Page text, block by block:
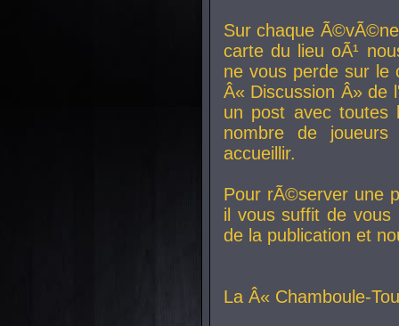
Sur chaque
carte du lieu oÃ¹
ne vous perde sur le
Â« Discussion Â» de
un post avec toutes
nombre de
accueillir.
Pour rÃ©server une
il vous suffit de vous
de la publication et
La Â« Chamboule-